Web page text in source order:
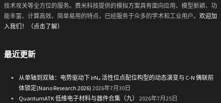
技术攻关等全方位的服务。费米科技提供的模拟方案具有面向应用、模型新颖、功
能丰富、计算高效、简单易用的特点，已经服务于众多的学术和工业用户。 欢迎加
入我们！（点击了解）
最近更新
从单轴到双轴：电势驱动下 IrN₄ 活性位点配位构型的动态演变与 C-N 偶联前
体锁定(Nano Research 2026) 2026年7月30日
QuantumATK 低维电子材料与器件合集（九）
2026年7月25日